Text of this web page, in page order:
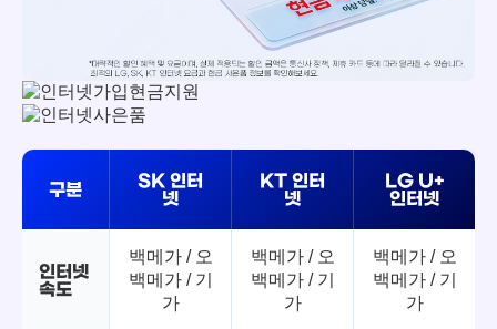
구분
SK 인터
넷
KT 인터
넷
LG U+
인터넷
인터넷
속도
백메가 / 오
백메가 / 기
가
백메가 / 오
백메가 / 기
가
백메가 / 오
백메가 / 기
가